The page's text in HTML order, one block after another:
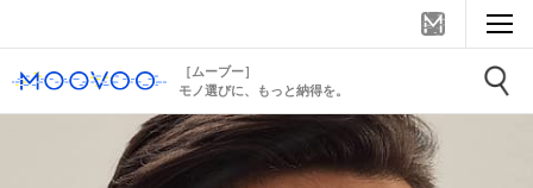
［ムーブー］
モノ選びに、もっと納得を。